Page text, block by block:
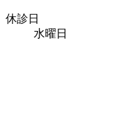
休診日
水曜日